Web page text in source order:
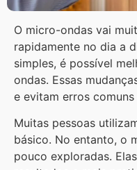
O micro-ondas vai
rapidamente no dia a
simples, é possível
ondas. Essas
e evitam erros comuns
Muitas pessoas
básico. No entanto, o
pouco exploradas.